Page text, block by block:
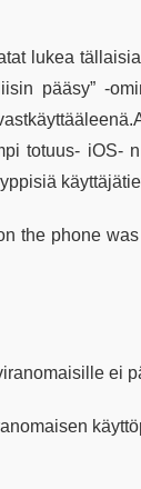
lukea
pääsy” -
totuus- iOS-
the phone
ei